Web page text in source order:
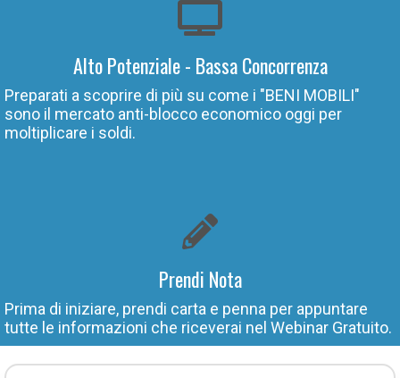
Alto Potenziale - Bassa Concorrenza
Preparati a scoprire di più su come i "BENI MOBILI"
sono il mercato anti-blocco economico oggi per
moltiplicare i soldi.
Prendi Nota
Prima di iniziare, prendi carta e penna per appuntare
tutte le informazioni che riceverai nel Webinar Gratuito.